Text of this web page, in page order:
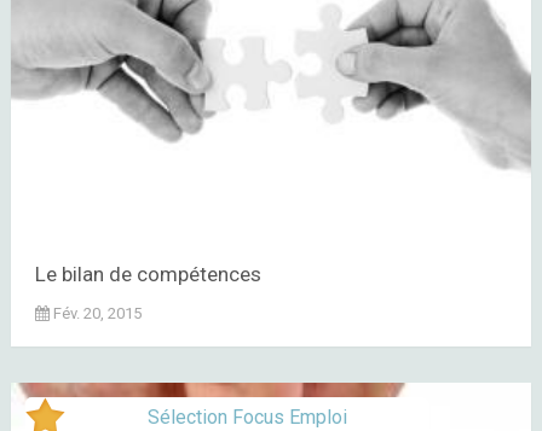
Le bilan de compétences
Fév. 20, 2015
Sélection Focus Emploi